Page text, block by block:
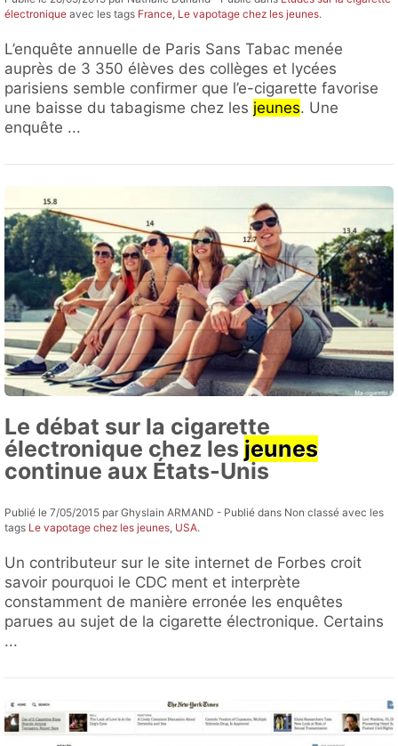
électronique avec les tags France, Le vapotage chez les jeunes.
L’enquête annuelle de Paris Sans Tabac menée
auprès de 3 350 élèves des collèges et lycées
parisiens semble confirmer que l’e-cigarette favorise
une baisse du tabagisme chez les jeunes. Une
enquête ...
Le débat sur la cigarette
électronique chez les jeunes
continue aux États-Unis
Publié le 7/05/2015 par Ghyslain ARMAND - Publié dans Non classé avec les
tags Le vapotage chez les jeunes, USA.
Un contributeur sur le site internet de Forbes croit
savoir pourquoi le CDC ment et interprète
constamment de manière erronée les enquêtes
parues au sujet de la cigarette électronique. Certains
...